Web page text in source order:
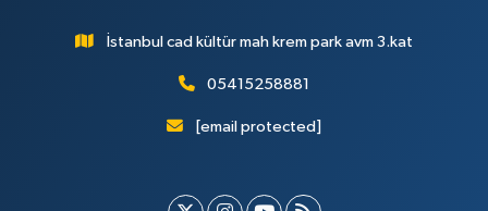
İstanbul cad kültür mah krem park avm 3.kat
05415258881
[email protected]